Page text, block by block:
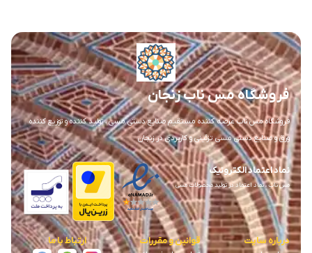
فروشگاه مس ناب زنجان
فروشگاه مس ناب عرضه کننده مستقیم صنایع دستی مسی ، تولید کننده و توزیع کننده
ورق و صنایع دستی مسی تزئینی و کاربردی در زنجان
نماد اعتماد الکترونیک
مس ناب ، نماد اعتماد در تولید محصولات مسی
درباره سایت قوانین و مقررات ارتباط با ما